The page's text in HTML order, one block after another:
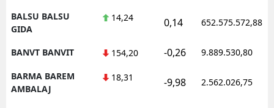
BALSU BALSU
GIDA
14,24 0,14 652.575.572,88
BANVT BANVIT 154,20 -0,26 9.889.530,80
BARMA BAREM
AMBALAJ
18,31 -9,98 2.562.026,75